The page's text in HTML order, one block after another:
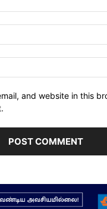
and website in this